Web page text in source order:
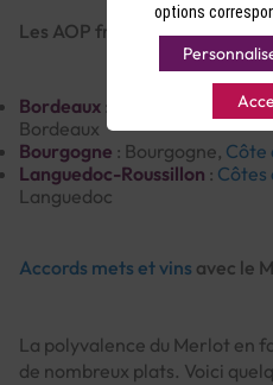
Les AOP françaises à base
Bordeaux : Saint-Émilion,
Bordeaux
Bourgogne : Bourgogne, Côte
Languedoc-Roussillon : Côtes
Languedoc
Accords mets et vins avec le
La polyvalence du Merlot en
de nombreux plats. Voici
options